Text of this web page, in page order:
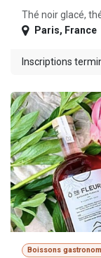
Thé noir glacé,
Paris, France
Inscriptions
Boissons